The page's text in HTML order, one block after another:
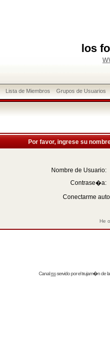
los
Lista de Miembros Grupos de Usuarios
Por favor, ingrese su
Nombre de Usuario:
Contrase�a:
Conectarme
He
Canalrssservido por eltrujam�nde